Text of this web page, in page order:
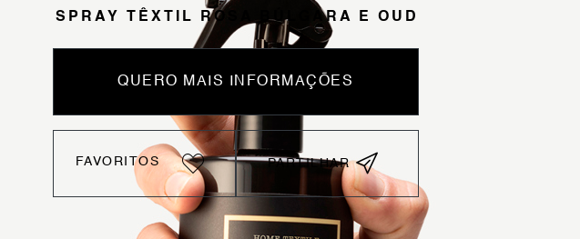
SPRAY TÊXTIL ROSA BÚLGARA E OUD
QUERO MAIS INFORMAÇÕES
FAVORITOS PARTILHAR